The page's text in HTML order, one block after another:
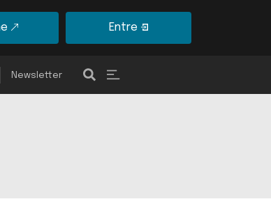
Entre
Newsletter